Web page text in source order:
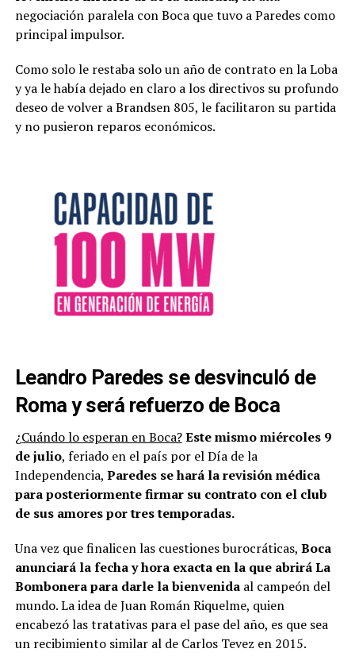
negociación paralela con Boca que tuvo a Paredes como
principal impulsor.
Como solo le restaba solo un año de contrato en la Loba
y ya le había dejado en claro a los directivos su profundo
deseo de volver a Brandsen 805, le facilitaron su partida
y no pusieron reparos económicos.
Leandro Paredes se desvinculó de
Roma y será refuerzo de Boca
¿Cuándo lo esperan en Boca?Este mismo miércoles 9
de julio, feriado en el país por el Día de la
Independencia, Paredes se hará la revisión médica
para posteriormente firmar su contrato con el club
de sus amores por tres temporadas.
Una vez que finalicen las cuestiones burocráticas, Boca
anunciará la fecha y hora exacta en la que abrirá La
Bombonera para darle la bienvenidaal campeón del
mundo. La idea de Juan Román Riquelme, quien
encabezó las tratativas para el pase del año, es que sea
un recibimiento similar al de Carlos Tevez en 2015.